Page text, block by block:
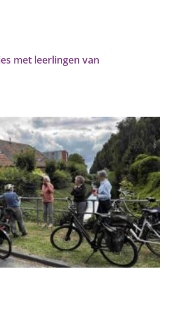
met leerlingen van